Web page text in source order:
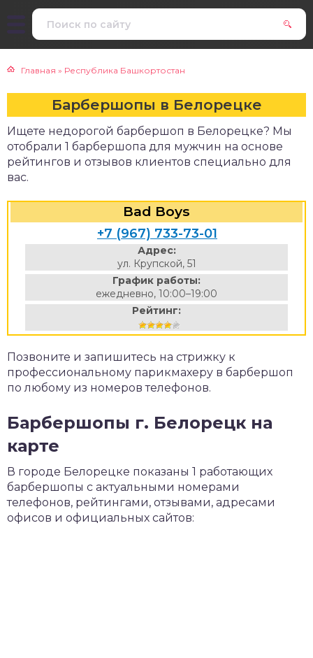
Главная » Республика Башкортостан
Барбершопы в Белорецке
Ищете недорогой барбершоп в Белорецке? Мы
отобрали 1 барбершопа для мужчин на основе
рейтингов и отзывов клиентов специально для
вас.
Bad Boys
+7 (967) 733-73-01
Адрес:
ул. Крупской, 51
График работы:
ежедневно, 10:00–19:00
Рейтинг:
Позвоните и запишитесь на стрижку к
профессиональному парикмахеру в барбершоп
по любому из номеров телефонов.
Барбершопы г. Белорецк на
карте
В городе Белорецке показаны 1 работающих
барбершопы с актуальными номерами
телефонов, рейтингами, отзывами, адресами
офисов и официальных сайтов: